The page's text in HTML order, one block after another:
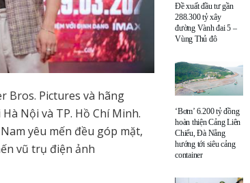
Bros. Pictures và hãng
Nội và TP. Hồ Chí Minh.
yêu mến đều góp mặt,
vũ trụ điện ảnh
Đề xuất đầu tư gần
288.300 tỷ xây
đường Vành đai 5 –
Vùng Thủ đô
‘Bơm’ 6.200 tỷ đồng
hoàn thiện Cảng Liên
Chiểu, Đà Nẵng
hướng tới siêu cảng
container